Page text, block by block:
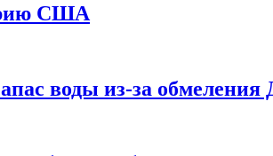
США
воды из-за обмеления